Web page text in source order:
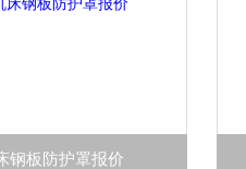
钢板防护罩报价